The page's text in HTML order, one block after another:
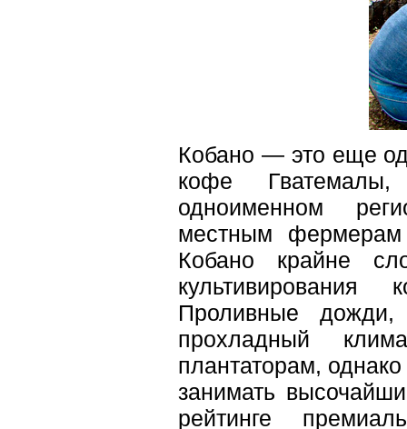
Кобано — это еще
кофе
одноименном
местным
Кобано крайне
культивирования
Проливные
прохладный
плантаторам,
занимать
рейтинге